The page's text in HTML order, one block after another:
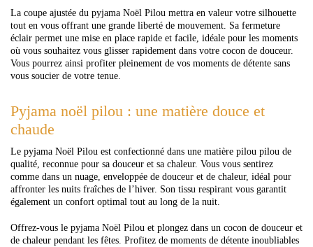
La coupe ajustée du pyjama Noël Pilou mettra en valeur votre silhouette
tout en vous offrant une grande liberté de mouvement. Sa fermeture
éclair permet une mise en place rapide et facile, idéale pour les moments
où vous souhaitez vous glisser rapidement dans votre cocon de douceur.
Vous pourrez ainsi profiter pleinement de vos moments de détente sans
vous soucier de votre tenue.
Pyjama noël pilou : une matière douce et
chaude
Le pyjama Noël Pilou est confectionné dans une matière pilou pilou de
qualité, reconnue pour sa douceur et sa chaleur. Vous vous sentirez
comme dans un nuage, enveloppée de douceur et de chaleur, idéal pour
affronter les nuits fraîches de l’hiver. Son tissu respirant vous garantit
également un confort optimal tout au long de la nuit.
Offrez-vous le pyjama Noël Pilou et plongez dans un cocon de douceur et
de chaleur pendant les fêtes. Profitez de moments de détente inoubliables